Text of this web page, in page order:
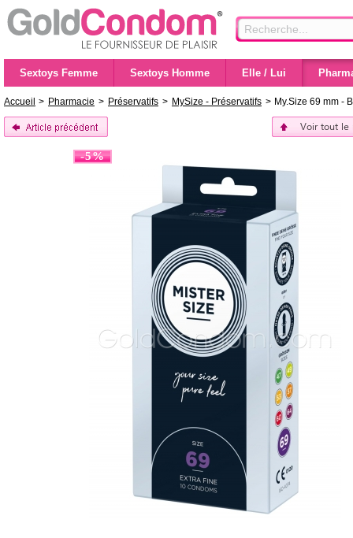
Sextoys Femme Sextoys Homme Elle / Lui
Accueil > Pharmacie > Préservatifs > MySize - Préservatifs > My.Size 69 mm -
Voir tout le
-5%